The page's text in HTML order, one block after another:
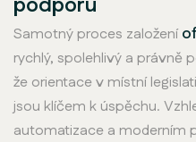
podporu
Samotný proces založení
rychlý, spolehlivý a právně
že orientace v místní
jsou klíčem k úspěchu.
automatizace a moderním